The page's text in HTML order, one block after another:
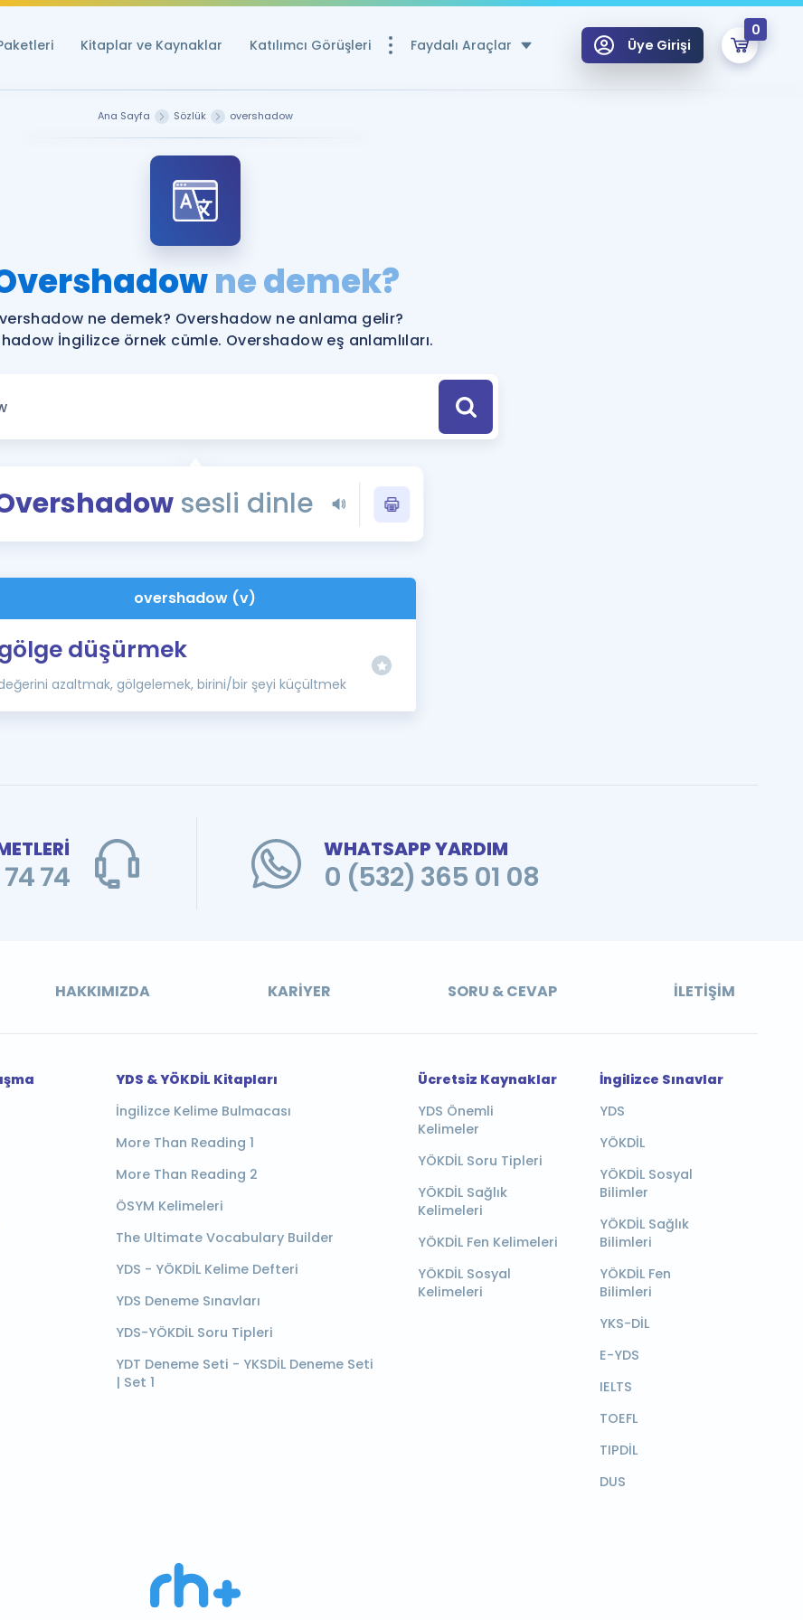
Kitaplar ve Kaynaklar Katılımcı Görüşleri Faydalı Araçlar
Ücretsiz Kaynaklar
YDS ve YÖKDİL Puan Hesaplama Aracı
YDS ve YÖKDİL'e Hazırlananlar için Öneriler
Tüm ÖSYM Sınavları Tek Takvimde
Blog
YDS - YÖKDİL Tüm Sınavlarla İlgili Haberler
İngilizce Gramer
Üye Girişi
0
Remzi Hoca ile seni sınava hazırlayacak onlarca eğitim seni bekliyor!
Ana Sayfa Sözlük overshadow
ne demek?
ne demek? Overshadow ne anlama gelir?
İngilizce örnek cümle. Overshadow eş anlamlıları.
sesli dinle
overshadow (v)
düşürmek
azaltmak, gölgelemek, birini/bir şeyi küçültmek
74
WHATSAPP YARDIM
0 (532) 365 01 08
HAKKIMIZDA KARIYER SORU & CEVAP İLETIŞIM
YDS & YÖKDİL Kitapları
İngilizce Kelime Bulmacası
More Than Reading 1
More Than Reading 2
ÖSYM Kelimeleri
The Ultimate Vocabulary Builder
YDS - YÖKDİL Kelime Defteri
YDS Deneme Sınavları
YDS-YÖKDİL Soru Tipleri
YDT Deneme Seti - YKSDİL Deneme Seti
| Set 1
Ücretsiz Kaynaklar
YDS Önemli
Kelimeler
YÖKDİL Soru Tipleri
YÖKDİL Sağlık
Kelimeleri
YÖKDİL Fen Kelimeleri
YÖKDİL Sosyal
Kelimeleri
İngilizce Sınavlar
YDS
YÖKDİL
YÖKDİL Sosyal
Bilimler
YÖKDİL Sağlık
Bilimleri
YÖKDİL Fen
Bilimleri
YKS-DİL
E-YDS
IELTS
TOEFL
TIPDİL
DUS